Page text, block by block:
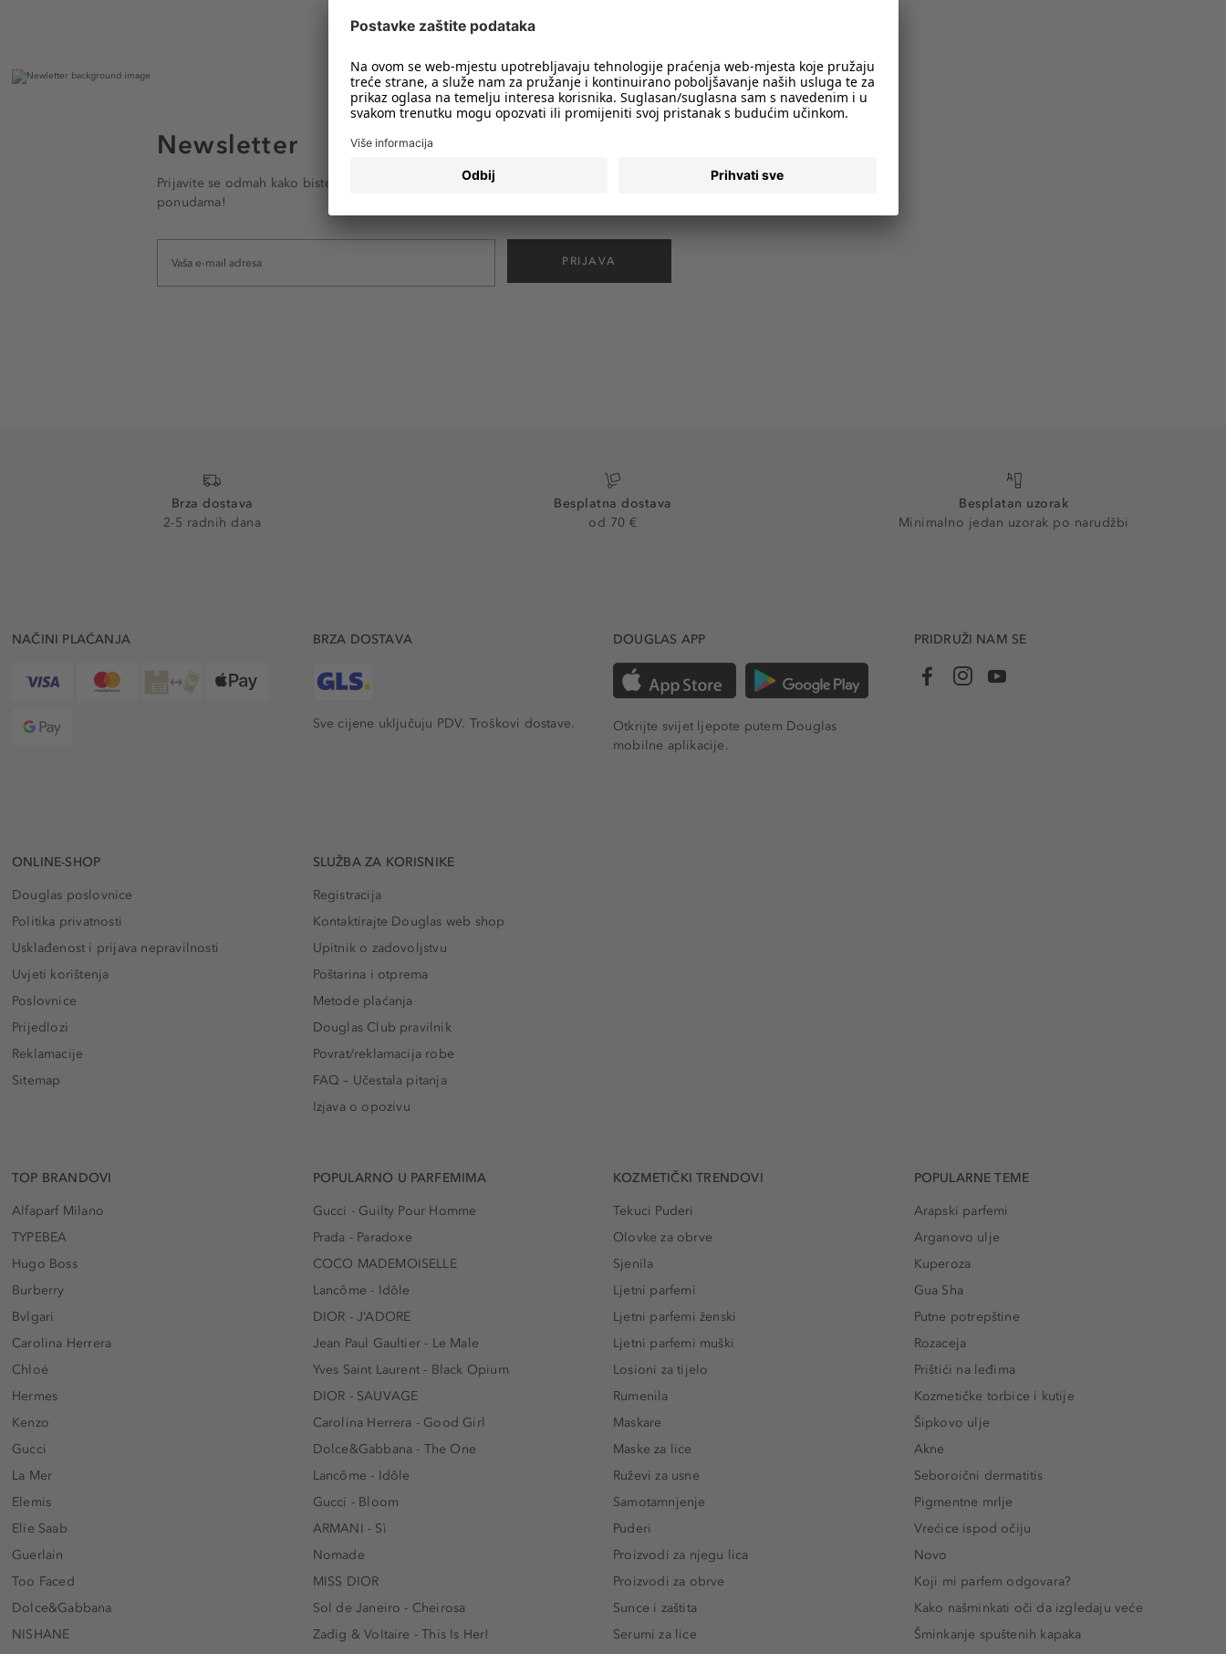
Newsletter
Prijavite se odmah kako biste e-mailom primali obavijesti o svim trendovima i
ponudama!
PRIJAVA
Brza dostava
2-5 radnih dana
Besplatna dostava
od 70 €
Besplatan uzorak
Minimalno jedan uzorak po narudžbi
NAČINI PLAĆANJA BRZA DOSTAVA
Sve cijene uključuju PDV. Troškovi dostave.
DOUGLAS APP
Otkrijte svijet ljepote putem Douglas
mobilne aplikacije.
PRIDRUŽI NAM SE
ONLINE-SHOP
Douglas poslovnice
Politika privatnosti
Usklađenost i prijava nepravilnosti
Uvjeti korištenja
Poslovnice
Prijedlozi
Reklamacije
Sitemap
SLUŽBA ZA KORISNIKE
Registracija
Kontaktirajte Douglas web shop
Upitnik o zadovoljstvu
Poštarina i otprema
Metode plaćanja
Douglas Club pravilnik
Povrat/reklamacija robe
FAQ – Učestala pitanja
Izjava o opozivu
TOP BRANDOVI
Alfaparf Milano
TYPEBEA
Hugo Boss
Burberry
Bvlgari
Carolina Herrera
Chloé
Hermes
Kenzo
Gucci
La Mer
Elemis
Elie Saab
Guerlain
Too Faced
Dolce&Gabbana
NISHANE
POPULARNO U PARFEMIMA
Gucci - Guilty Pour Homme
Prada - Paradoxe
COCO MADEMOISELLE
Lancôme - Idôle
DIOR - J’ADORE
Jean Paul Gaultier - Le Male
Yves Saint Laurent - Black Opium
DIOR - SAUVAGE
Carolina Herrera - Good Girl
Dolce&Gabbana - The One
Lancôme - Idôle
Gucci - Bloom
ARMANI - Sì
Nomade
MISS DIOR
Sol de Janeiro - Cheirosa
Zadig & Voltaire - This Is Her!
KOZMETIČKI TRENDOVI
Tekuci Puderi
Olovke za obrve
Sjenila
Ljetni parfemi
Ljetni parfemi ženski
Ljetni parfemi muški
Losioni za tijelo
Rumenila
Maskare
Maske za lice
Ruževi za usne
Samotamnjenje
Puderi
Proizvodi za njegu lica
Proizvodi za obrve
Sunce i zaštita
Serumi za lice
POPULARNE TEME
Arapski parfemi
Arganovo ulje
Kuperoza
Gua Sha
Putne potrepštine
Rozaceja
Prištići na leđima
Kozmetičke torbice i kutije
Šipkovo ulje
Akne
Seboroični dermatitis
Pigmentne mrlje
Vrećice ispod očiju
Novo
Koji mi parfem odgovara?
Kako našminkati oči da izgledaju veće
Šminkanje spuštenih kapaka